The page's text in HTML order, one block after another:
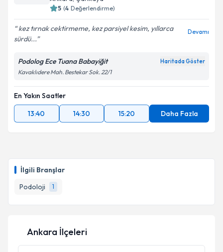
İlgili Branşlar
Podoloji
1
5 (4 Değerlendirme)
kez tırnak cektirmeme, kez parsiyel kesim, yıllarca
sürdü...
Devamı
Podolog Ece Tuana Babayiğit Haritada Göster
Kavaklıdere Mah. Bestekar Sok. 22/1
En Yakın Saatler
13:40
14:30 15:20 Daha Fazla
Ankara İlçeleri